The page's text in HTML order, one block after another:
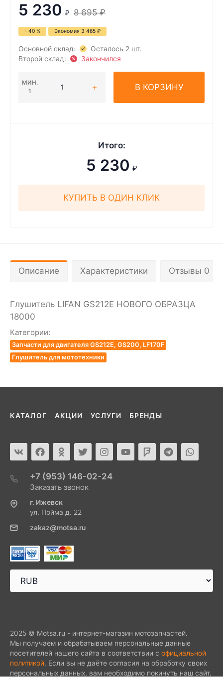
5 230 ₽ 8 695 ₽
- 40 % Экономия 3 465 ₽
Основной склад:
Осталось 2 шт.
Второй склад:
Закончился
МИН.
1
В КОРЗИНУ
Итого:
5 230 ₽
КУПИТЬ В ОДИН КЛИК
Описание Характеристики Отзывы 0
Глушитель LIFAN GS212E НОВОГО ОБРАЗЦА
18000
Категории:
Запчасти для двигателя GS212E, GS200, LF170F
Глушитель для мототехники
КАТАЛОГ АКЦИИ УСЛУГИ БРЕНДЫ
+7 (953) 146-02-24
Заказать звонок
г. Ижевск
ул. Пойма д. 22
zakaz@motsa.ru
2025 © Motsa.ru - интернет-магазин мотозапчастей.
Мы получаем и обрабатываем персональные данные
посетителей нашего сайта в соответствии с официальной
политикой. Если вы не даёте согласия на обработку своих
персональных данных, вам необходимо покинуть наш сайт.